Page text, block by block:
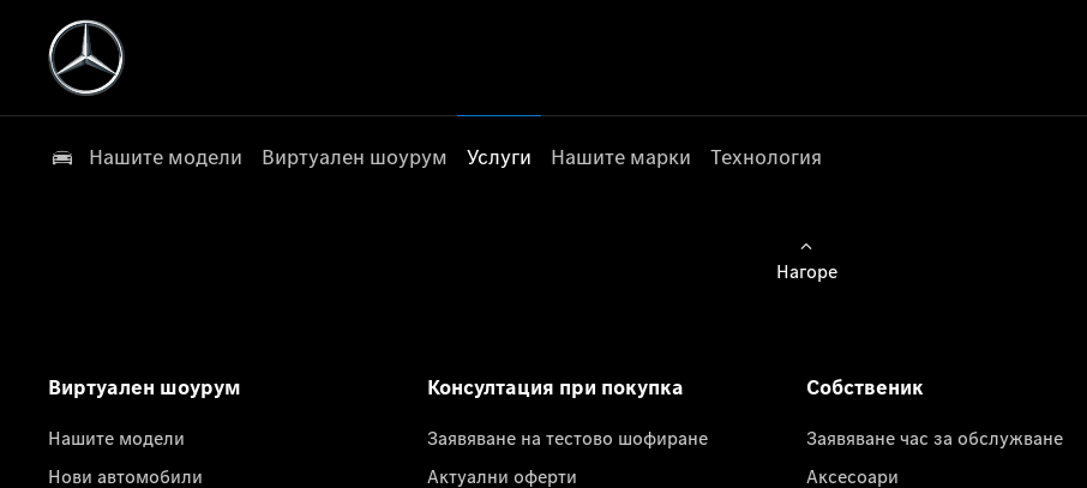
Нашите модели Виртуален шоурум Услуги Нашите марки Технология
Нагоре
Виртуален шоурум
Нашите модели
Нови автомобили
Консултация при покупка
Заявяване на тестово шофиране
Актуални оферти
Собственик
Заявяване час за обслужване
Аксесоари